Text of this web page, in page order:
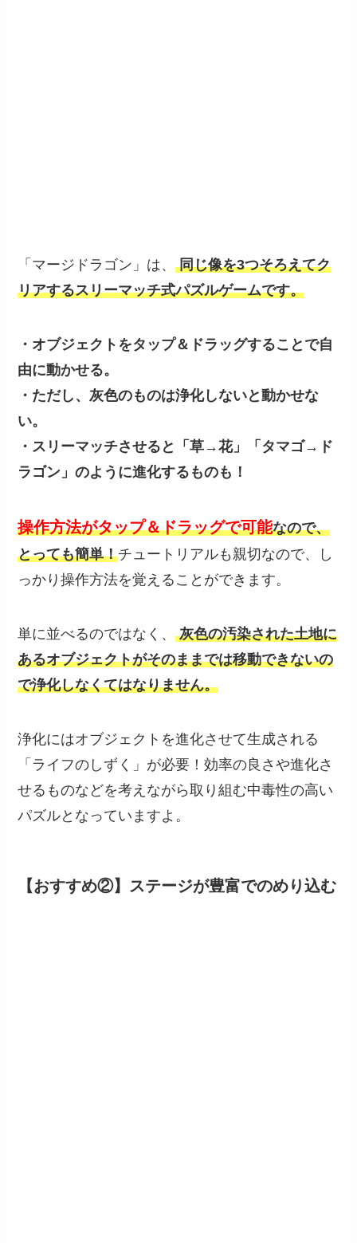
「マージドラゴン」は、同じ像を3つそろえてク
リアするスリーマッチ式パズルゲームです。
・オブジェクトをタップ＆ドラッグすることで自
由に動かせる。
・ただし、灰色のものは浄化しないと動かせな
い。
・スリーマッチさせると「草→花」「タマゴ→ド
ラゴン」のように進化するものも！
操作方法がタップ＆ドラッグで可能なので、
とっても簡単！チュートリアルも親切なので、し
っかり操作方法を覚えることができます。
単に並べるのではなく、灰色の汚染された土地に
あるオブジェクトがそのままでは移動できないの
で浄化しなくてはなりません。
浄化にはオブジェクトを進化させて生成される
「ライフのしずく」が必要！効率の良さや進化さ
せるものなどを考えながら取り組む中毒性の高い
パズルとなっていますよ。
【おすすめ②】ステージが豊富でのめり込む